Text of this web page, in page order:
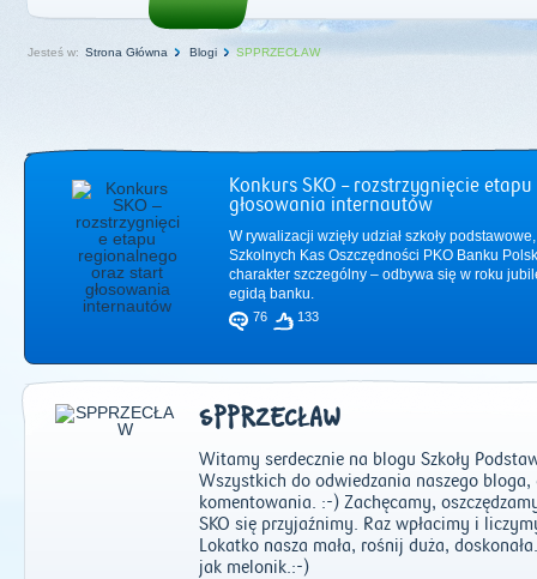
Jesteś w: Strona Główna Blogi SPPRZECŁAW
Konkurs SKO – rozstrzygnięcie
głosowania internautów
W rywalizacji wzięły udział szkoły
Szkolnych Kas Oszczędności PKO Banku
charakter szczególny – odbywa się w roku
egidą banku.
76 133
SPPRZECŁAW
Witamy serdecznie na blogu Szkoły
Wszystkich do odwiedzania naszego
komentowania. :-) Zachęcamy,
SKO się przyjaźnimy. Raz wpłacimy i
Lokatko nasza mała, rośnij duża,
jak melonik.:-)
2011| 2012|